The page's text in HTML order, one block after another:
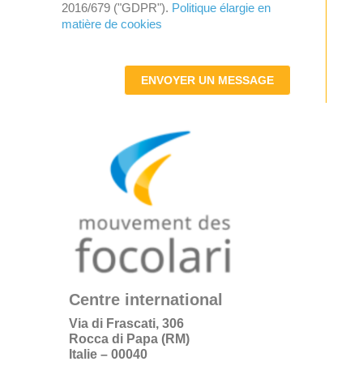
2016/679 ("GDPR"). Politique élargie en
matière de cookies
ENVOYER UN MESSAGE
Centre international
Via di Frascati, 306
Rocca di Papa (RM)
Italie – 00040